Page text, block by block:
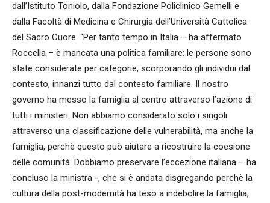
dall’Istituto Toniolo, dalla Fondazione Policlinico Gemelli e
dalla Facoltà di Medicina e Chirurgia dell’Università Cattolica
del Sacro Cuore. “Per tanto tempo in Italia – ha affermato
Roccella – è mancata una politica familiare: le persone sono
state considerate per categorie, scorporando gli individui dal
contesto, innanzi tutto dal contesto familiare. Il nostro
governo ha messo la famiglia al centro attraverso l’azione di
tutti i ministeri. Non abbiamo considerato solo i singoli
attraverso una classificazione delle vulnerabilità, ma anche la
famiglia, perchè questo può aiutare a ricostruire la coesione
delle comunità. Dobbiamo preservare l’eccezione italiana – ha
concluso la ministra -, che si è andata disgregando perchè la
cultura della post-modernità ha teso a indebolire la famiglia,